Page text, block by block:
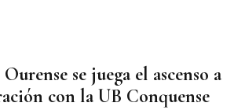
se juega el ascenso a
con la UB Conquense